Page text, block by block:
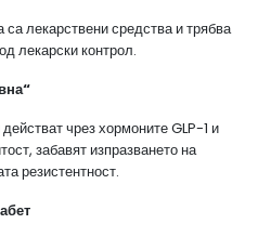
лекарствени средства и трябва
лекарски контрол.
чрез хормоните GLP-1 и
забавят изпразването на
резистентност.